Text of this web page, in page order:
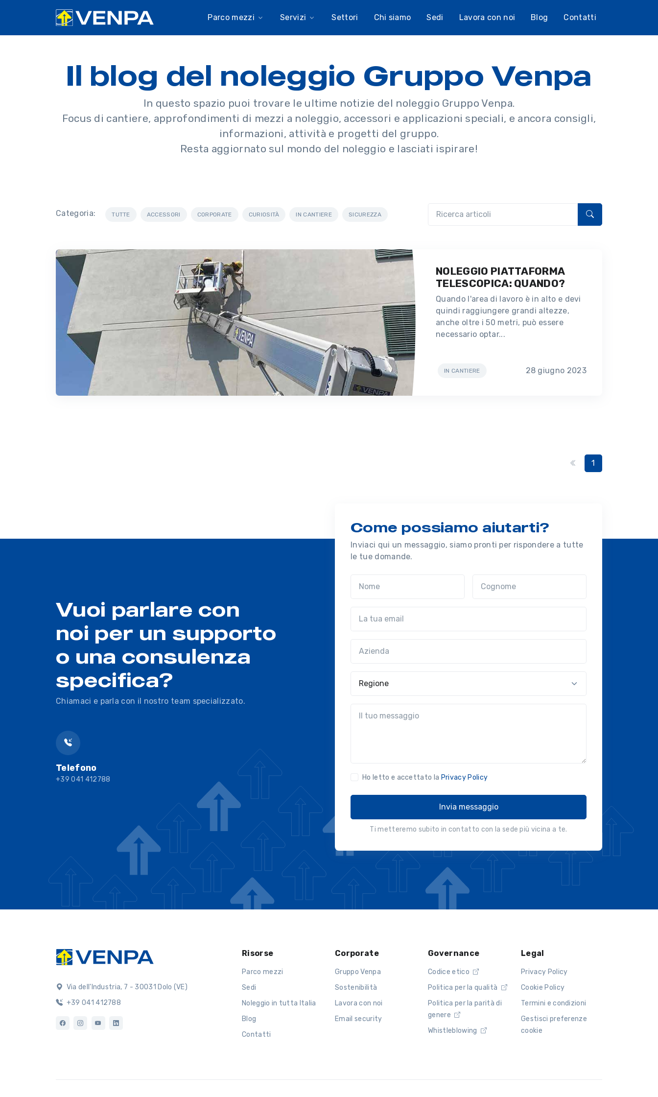
Parco mezzi Servizi Settori Chi siamo Sedi Lavora con noi Blog Contatti
Il blog del noleggio Gruppo Venpa
In questo spazio puoi trovare le ultime notizie del noleggio Gruppo Venpa.
Focus di cantiere, approfondimenti di mezzi a noleggio, accessori e applicazioni speciali, e ancora consigli,
informazioni, attività e progetti del gruppo.
Resta aggiornato sul mondo del noleggio e lasciati ispirare!
Categoria: TUTTE ACCESSORI CORPORATE CURIOSITÀ IN CANTIERE SICUREZZA
NOLEGGIO PIATTAFORMA
TELESCOPICA: QUANDO?
Quando l'area di lavoro è in alto e devi
quindi raggiungere grandi altezze,
anche oltre i 50 metri, può essere
necessario optar...
IN CANTIERE 28 giugno 2023
1
Vuoi parlare con
noi per un supporto
o una consulenza
specifica?
Chiamaci e parla con il nostro team specializzato.
Telefono
+39 041 412788
Come possiamo aiutarti?
Inviaci qui un messaggio, siamo pronti per rispondere a tutte
le tue domande.
Ho letto e accettato la Privacy Policy
Invia messaggio
Ti metteremo subito in contatto con la sede più vicina a te.
Via dell'Industria, 7 - 30031 Dolo (VE)
+39 041 412788
Risorse
Parco mezzi
Sedi
Noleggio in tutta Italia
Blog
Contatti
Corporate
Gruppo Venpa
Sostenibilità
Lavora con noi
Email security
Governance
Codice etico
Politica per la qualità
Politica per la parità di
genere
Whistleblowing
Legal
Privacy Policy
Cookie Policy
Termini e condizioni
Gestisci preferenze
cookie